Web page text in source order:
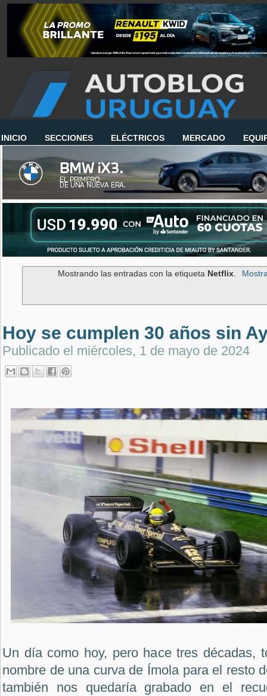
INICIO SECCIONES ELÉCTRICOS MERCADO
Mostrando las entradas con la etiqueta Netflix.
Hoy se cumplen 30 años sin
Publicado el miércoles, 1 de mayo de 2024
Un día como hoy, pero hace tres décadas,
nombre de una curva de Ímola para el resto
también nos quedaría grabado en el